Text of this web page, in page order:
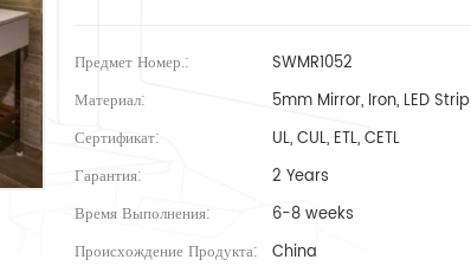
Предмет Номер.:
SWMR1052
Материал:
5mm Mirror, Iron, LED Strip
Сертификат:
UL, CUL, ETL, CETL
Гарантия:
2 Years
Время Выполнения:
6-8 weeks
Происхождение Продукта:
China